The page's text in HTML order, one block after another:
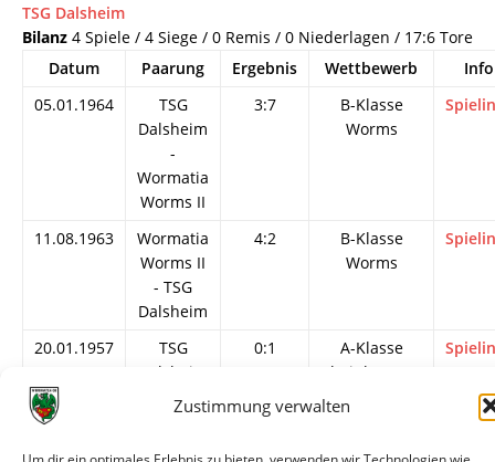
Zustimmung verwalten
TSG Dalsheim
Bilanz 4 Spiele / 4 Siege / 0 Remis / 0 Niederlagen / 17:6 Tore
Datum
Paarung Ergebnis Wettbewerb
Info
05.01.1964
TSG
Dalsheim
-
Wormatia
Worms II
3:7
B-Klasse
Worms
11.08.1963
Wormatia
Worms II
- TSG
Dalsheim
4:2
B-Klasse
Worms
20.01.1957
TSG
Dalsheim
-
0:1
A-Klasse
Rheinhessen-